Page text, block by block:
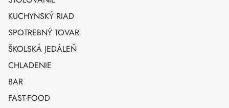
KUCHYNSKÝ RIAD
SPOTREBNÝ TOVAR
ŠKOLSKÁ JEDÁLEŇ
CHLADENIE
BAR
FAST-FOOD